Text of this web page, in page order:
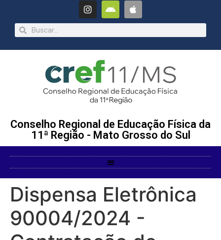
Conselho Regional de Educação Física da
11ª Região - Mato Grosso do Sul
Dispensa Eletrônica
90004/2024 -